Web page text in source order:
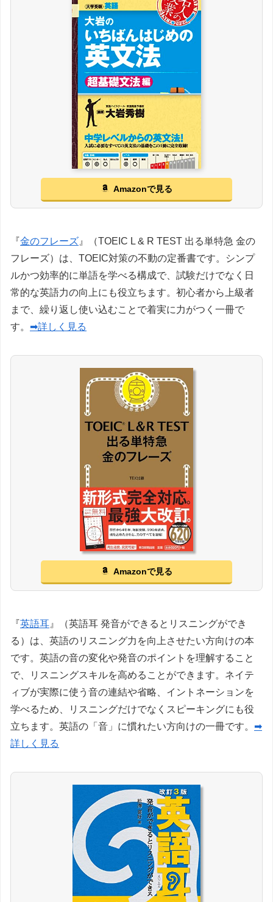
Amazonで見る
『金のフレーズ 』（TOEIC L & R TEST 出る単特急 金の
フレーズ）は、TOEIC対策の不動の定番書です。シンプ
ルかつ効率的に単語を学べる構成で、試験だけでなく日
常的な英語力の向上にも役立ちます。初心者から上級者
まで、繰り返し使い込むことで着実に力がつく一冊で
す。 ➡詳しく見る
Amazonで見る
『英語耳 』（英語耳 発音ができるとリスニングができ
る）は、英語のリスニング力を向上させたい方向けの本
です。英語の音の変化や発音のポイントを理解すること
で、リスニングスキルを高めることができます。ネイテ
ィブが実際に使う音の連結や省略、イントネーションを
学べるため、リスニングだけでなくスピーキングにも役
立ちます。英語の「音」に慣れたい方向けの一冊です。 ➡
詳しく見る